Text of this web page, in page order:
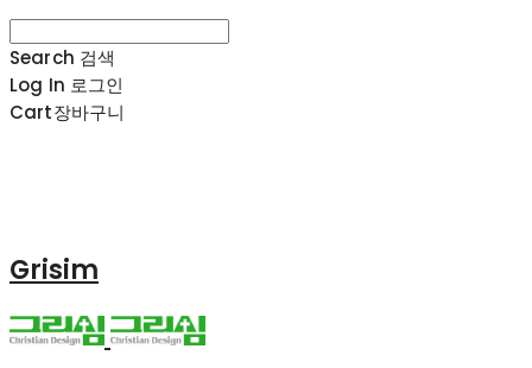
Search 검색
Log In 로그인
Cart장바구니
Grisim